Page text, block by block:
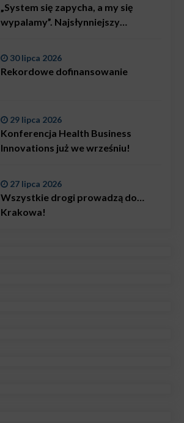
„System się zapycha, a my się
wypalamy”. Najsłynniejszy
problemem są nie tylko choroby
30 lipca 2026
Rekordowe dofinansowanie
29 lipca 2026
Konferencja Health Business
Innovations już we wrześniu!
27 lipca 2026
Wszystkie drogi prowadzą do…
Krakowa!